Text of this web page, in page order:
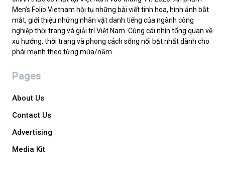
Men’s Folio Vietnam hội tụ những bài viết tinh hoa, hình ảnh bắt
mắt, giới thiệu những nhân vật danh tiếng của ngành công
nghiệp thời trang và giải trí Việt Nam. Cùng cái nhìn tổng quan về
xu hướng, thời trang và phong cách sống nổi bật nhất dành cho
phái mạnh theo từng mùa/năm.
Pages
About Us
Contact Us
Advertising
Media Kit